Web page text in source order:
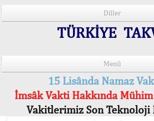
Diller
TÜRKİYE
Menü
15 Lisânda Namaz
İmsâk Vakti Hakkında
Vakitlerimiz Son Teknoloji